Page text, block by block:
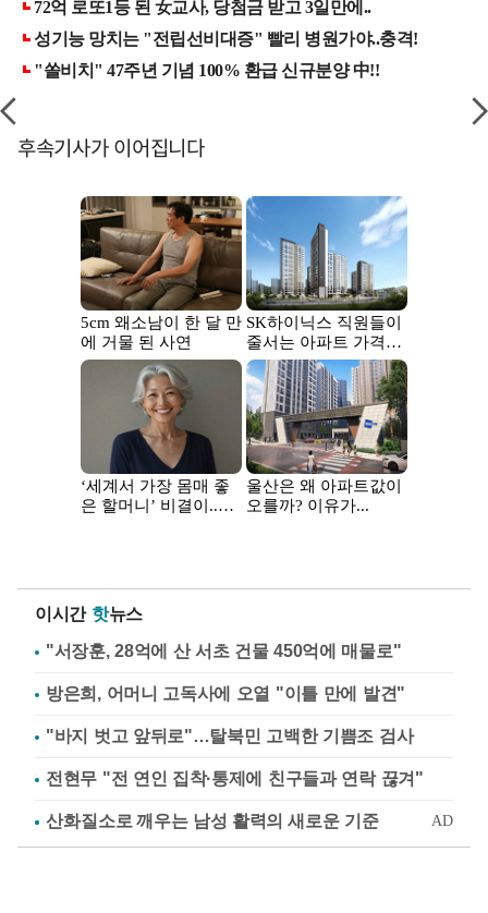
후속기사가 이어집니다
이시간 핫뉴스
"서장훈, 28억에 산 서초 건물 450억에 매물로"
방은희, 어머니 고독사에 오열 "이틀 만에 발견"
"바지 벗고 앞뒤로"…탈북민 고백한 기쁨조 검사
전현무 "전 연인 집착·통제에 친구들과 연락 끊겨"